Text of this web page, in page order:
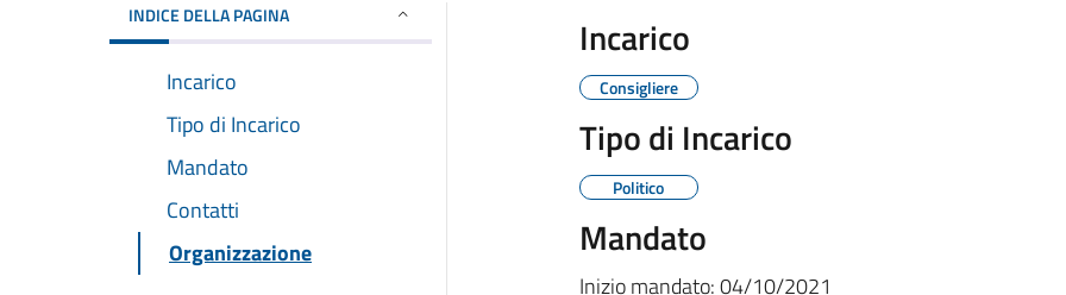
INDICE DELLA PAGINA
Incarico
Tipo di Incarico
Mandato
Contatti
Organizzazione
Incarico
Consigliere
Tipo di Incarico
Politico
Mandato
Inizio mandato:04/10/2021